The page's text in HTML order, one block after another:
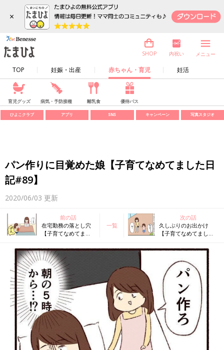
×
TOP 妊娠・出産 赤ちゃん・育児 妊活
SHOP 内祝い メニュー
育児グッズ 病気・予防接種 離乳食 優待パス
ひよこクラブ アプリ SNS キャンペーン 写真スタジオ
パン作りに目覚めた娘【子育てなめてました日
記#89】
2020/06/03 更新
前の話
在宅勤務の落とし穴
【子育てなめてまし
一覧
次の話
久しぶりのお出かけ
【子育てなめてました